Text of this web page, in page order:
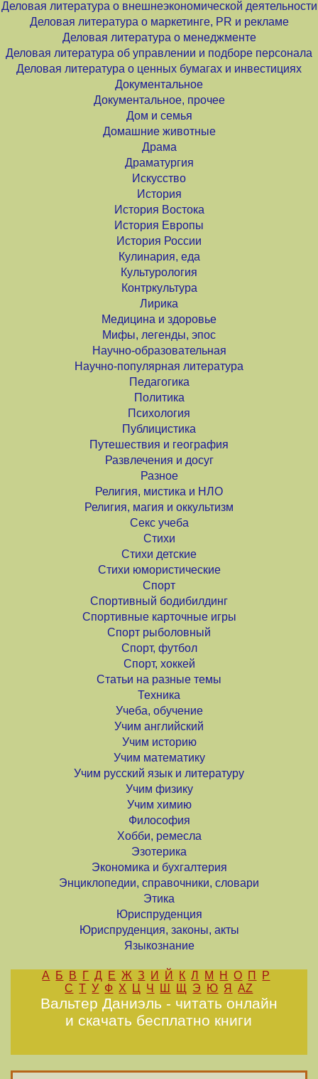
Деловая литература о внешнеэкономической деятельности
Деловая литература о маркетинге, PR и рекламе
Деловая литература о менеджменте
Деловая литература об управлении и подборе персонала
Деловая литература о ценных бумагах и инвестициях
Документальное
Документальное, прочее
Дом и семья
Домашние животные
Драма
Драматургия
Искусство
История
История Востока
История Европы
История России
Кулинария, еда
Культурология
Контркультура
Лирика
Медицина и здоровье
Мифы, легенды, эпос
Научно-образовательная
Научно-популярная литература
Педагогика
Политика
Психология
Публицистика
Путешествия и география
Развлечения и досуг
Разное
Религия, мистика и НЛО
Религия, магия и оккультизм
Секс учеба
Стихи
Стихи детские
Стихи юмористические
Спорт
Спортивный бодибилдинг
Спортивные карточные игры
Спорт рыболовный
Спорт, футбол
Спорт, хоккей
Статьи на разные темы
Техника
Учеба, обучение
Учим английский
Учим историю
Учим математику
Учим русский язык и литературу
Учим физику
Учим химию
Философия
Хобби, ремесла
Эзотерика
Экономика и бухгалтерия
Энциклопедии, справочники, словари
Этика
Юриспруденция
Юриспруденция, законы, акты
Языкознание
А Б В Г Д Е Ж З И Й К Л М Н О П
Р
С Т У Ф Х Ц Ч Ш Щ Э Ю Я AZ
Вальтер Даниэль - читать онлайн
и скачать бесплатно книги